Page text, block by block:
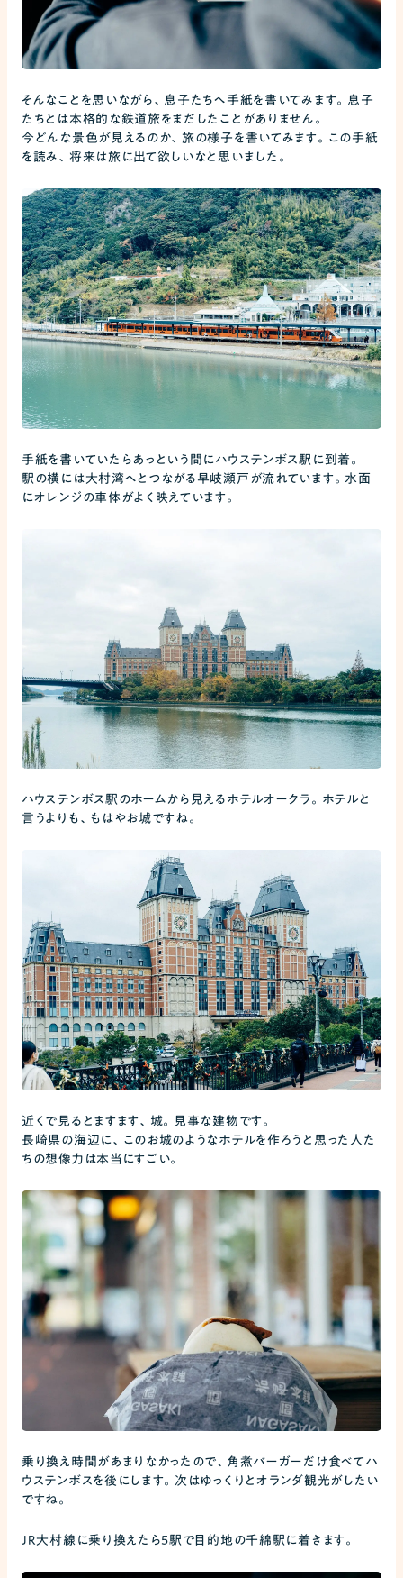
そんなことを思いながら、息子たちへ手紙を書いてみます。息子
たちとは本格的な鉄道旅をまだしたことがありません。
今どんな景色が見えるのか、旅の様子を書いてみます。この手紙
を読み、将来は旅に出て欲しいなと思いました。
手紙を書いていたらあっという間にハウステンボス駅に到着。
駅の横には大村湾へとつながる早岐瀬戸が流れています。水面
にオレンジの車体がよく映えています。
ハウステンボス駅のホームから見えるホテルオークラ。ホテルと
言うよりも、もはやお城ですね。
近くで見るとますます、城。見事な建物です。
長崎県の海辺に、このお城のようなホテルを作ろうと思った人た
ちの想像力は本当にすごい。
乗り換え時間があまりなかったので、角煮バーガーだけ食べてハ
ウステンボスを後にします。次はゆっくりとオランダ観光がしたい
ですね。
JR大村線に乗り換えたら5駅で目的地の千綿駅に着きます。